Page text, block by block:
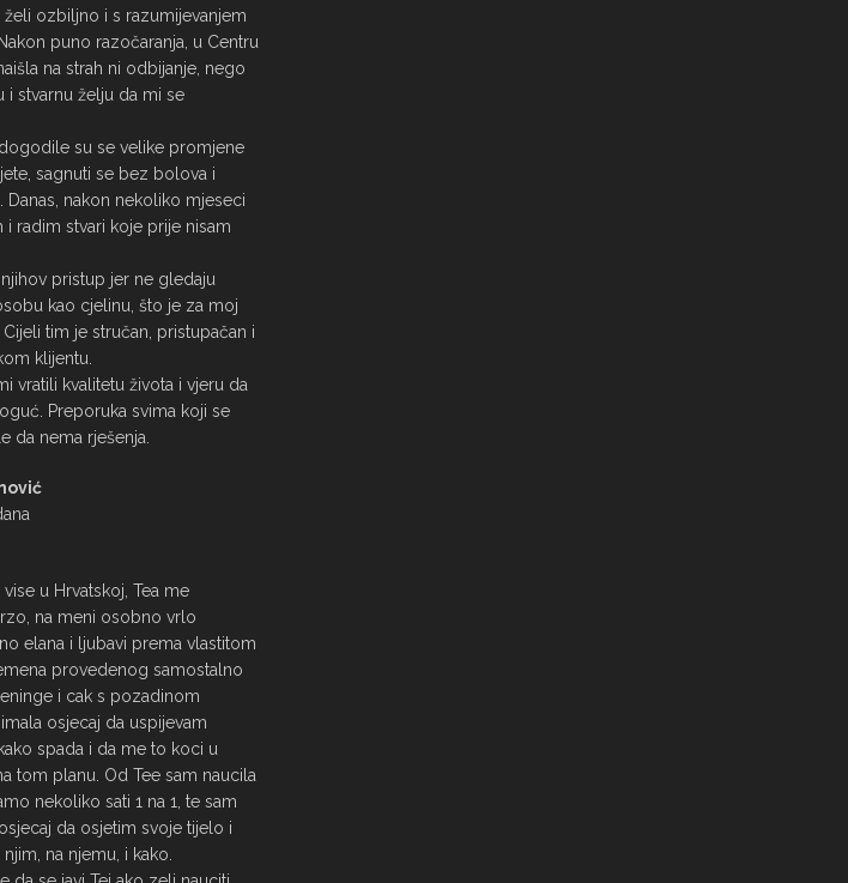
ozbiljno i s razumijevanjem
puno razočaranja, u Centru
na strah ni odbijanje, nego
i stvarnu želju da mi se
su se velike promjene
sagnuti se bez bolova i
nakon nekoliko mjeseci
i radim stvari koje prije nisam
pristup jer ne gledaju
kao cjelinu, što je za moj
tim je stručan, pristupačan i
klijentu.
vratili kvalitetu života i vjeru da
Preporuka svima koji se
da nema rješenja.
u Hrvatskoj, Tea me
na meni osobno vrlo
elana i ljubavi prema vlastitom
provedenog samostalno
i cak s pozadinom
osjecaj da uspijevam
spada i da me to koci u
tom planu. Od Tee sam naucila
nekoliko sati 1 na 1, te sam
da osjetim svoje tijelo i
na njemu, i kako.